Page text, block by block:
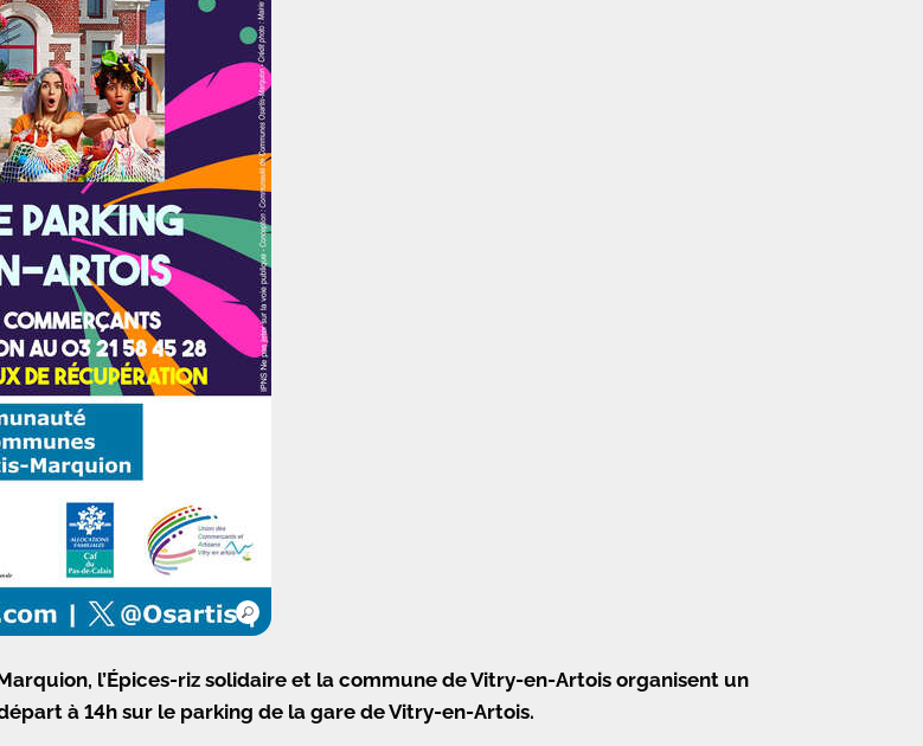
l’Épices-riz solidaire et la commune de Vitry-en-Artois organisent un
à 14h sur le parking de la gare de Vitry-en-Artois.